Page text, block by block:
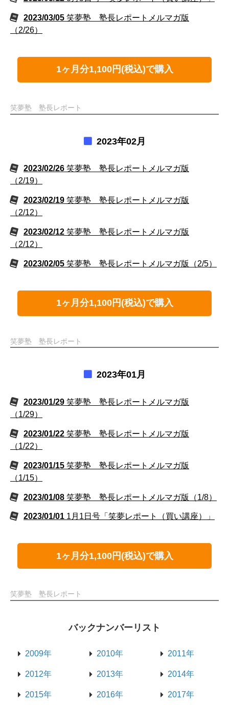
2023/03/05 笑夢塾 塾長レポートメルマガ版
（2/26）
1ヶ月分1,100円(税込)で購入
笑夢塾 塾長レポート
2023年02月
2023/02/26 笑夢塾 塾長レポートメルマガ版
（2/19）
2023/02/19 笑夢塾 塾長レポートメルマガ版
（2/12）
2023/02/12 笑夢塾 塾長レポートメルマガ版
（2/12）
2023/02/05 笑夢塾 塾長レポートメルマガ版（2/5）
1ヶ月分1,100円(税込)で購入
笑夢塾 塾長レポート
2023年01月
2023/01/29 笑夢塾 塾長レポートメルマガ版
（1/29）
2023/01/22 笑夢塾 塾長レポートメルマガ版
（1/22）
2023/01/15 笑夢塾 塾長レポートメルマガ版
（1/15）
2023/01/08 笑夢塾 塾長レポートメルマガ版（1/8）
2023/01/01 1月1日号「笑夢レポート（買い講座）」
1ヶ月分1,100円(税込)で購入
笑夢塾 塾長レポート
バックナンバーリスト
2009年 2010年 2011年
2012年 2013年 2014年
2015年 2016年 2017年